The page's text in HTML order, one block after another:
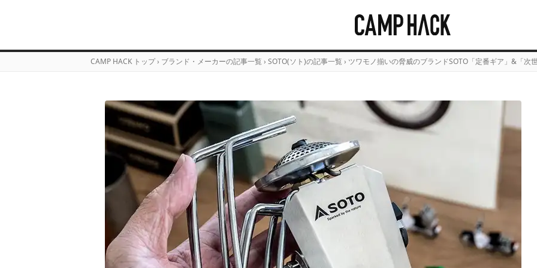
CAMP HACK トップ › ブランド・メーカーの記事一覧 › SOTO(ソト)の記事一覧 › ツワモノ揃いの脅威のブランドSOTO「定番ギア」&「次